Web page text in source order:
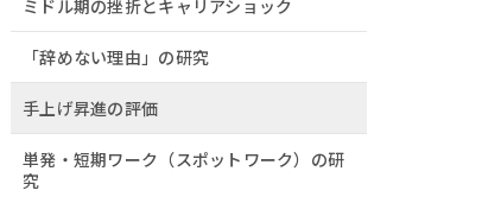
ミドル期の挫折とキャリアショック
「辞めない理由」の研究
手上げ昇進の評価
単発・短期ワーク（スポットワーク）の研
究